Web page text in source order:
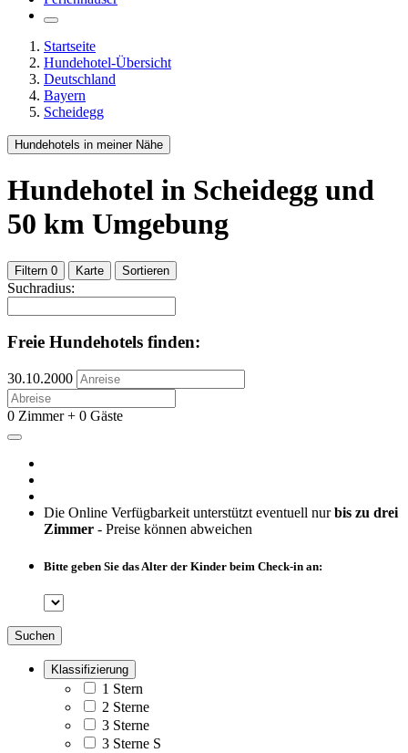
Startseite
Hundehotel-Übersicht
Deutschland
Bayern
Scheidegg
Hundehotels in meiner Nähe
Hundehotel in Scheidegg und
50 km Umgebung
Filtern 0 Karte Sortieren
Suchradius:
Freie Hundehotels finden:
30.10.2000
0 Zimmer + 0 Gäste
Die Online Verfügbarkeit unterstützt eventuell nurbis zu drei
Zimmer - Preise können abweichen
Bitte geben Sie das Alter der Kinder beim Check-in an:
Suchen
Klassifizierung
1 Stern
2 Sterne
3 Sterne
3 Sterne S